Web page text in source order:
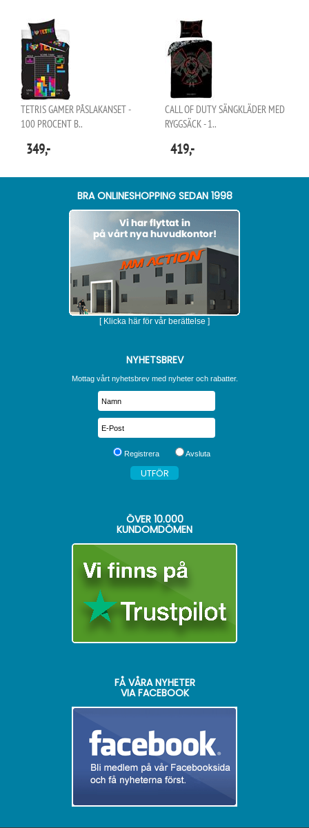
TETRIS GAMER PÅSLAKANSET -
100 PROCENT B..
349,-
CALL OF DUTY SÄNGKLÄDER MED
RYGGSÄCK - 1..
419,-
BRA ONLINESHOPPING SEDAN 1998
[ Klicka här för vår berättelse ]
NYHETSBREV
Mottag vårt nyhetsbrev med nyheter och rabatter.
Registrera Avsluta
ÖVER 10.000
KUNDOMDÖMEN
FÅ VÅRA NYHETER
VIA FACEBOOK